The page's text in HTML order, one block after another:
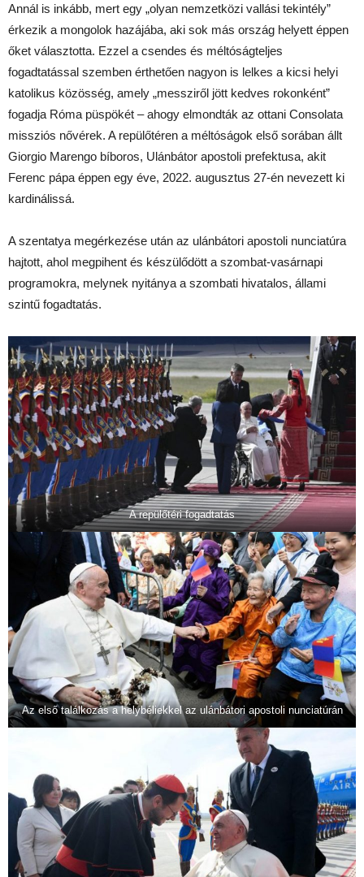
Annál is inkább, mert egy „olyan nemzetközi vallási tekintély”
érkezik a mongolok hazájába, aki sok más ország helyett éppen
őket választotta. Ezzel a csendes és méltóságteljes
fogadtatással szemben érthetően nagyon is lelkes a kicsi helyi
katolikus közösség, amely „messziről jött kedves rokonként”
fogadja Róma püspökét – ahogy elmondták az ottani Consolata
missziós nővérek. A repülőtéren a méltóságok első sorában állt
Giorgio Marengo bíboros, Ulánbátor apostoli prefektusa, akit
Ferenc pápa éppen egy éve, 2022. augusztus 27-én nevezett ki
kardinálissá.
A szentatya megérkezése után az ulánbátori apostoli nunciatúra
hajtott, ahol megpihent és készülődött a szombat-vasárnapi
programokra, melynek nyitánya a szombati hivatalos, állami
szintű fogadtatás.
A repülőtéri fogadtatás
Az első találkozás a helybéliekkel az ulánbátori apostoli nunciatúrán